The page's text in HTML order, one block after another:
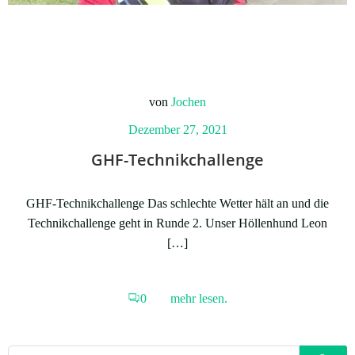
von Jochen
Dezember 27, 2021
GHF-Technikchallenge
GHF-Technikchallenge Das schlechte Wetter hält an und die
Technikchallenge geht in Runde 2. Unser Höllenhund Leon
[…]
0 mehr lesen.